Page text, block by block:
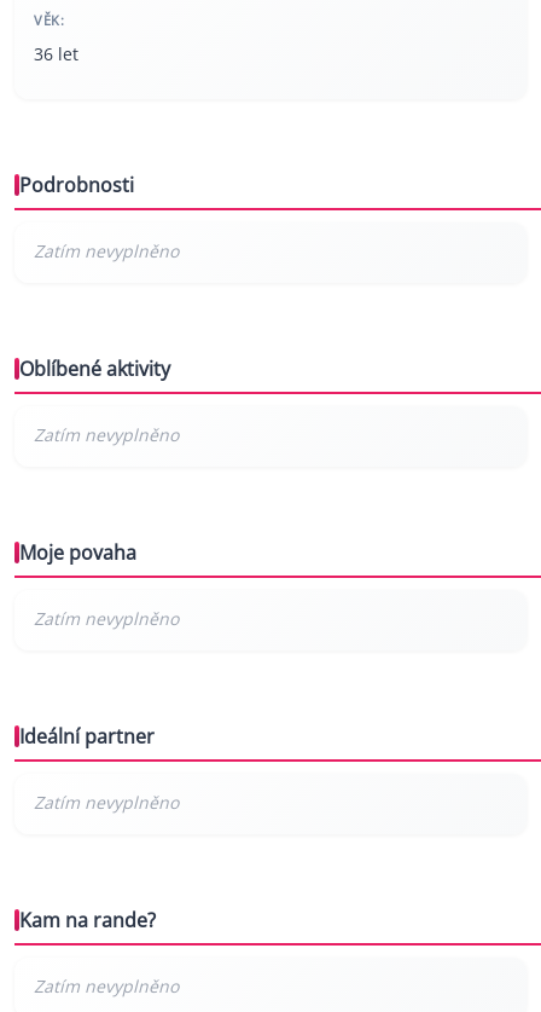
VĚK:
36 let
Podrobnosti
Oblíbené aktivity
Moje povaha
Ideální partner
Kam na rande?